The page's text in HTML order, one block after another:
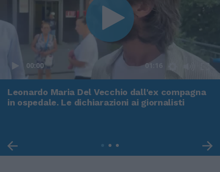
00:00 01:16
Leonardo Maria Del Vecchio dall'ex compagna
in ospedale. Le dichiarazioni ai giornalisti